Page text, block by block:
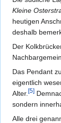
Kleine
heutigen
deshalb
Der
Das Pendant
eigentlich
Alter. [5]
sondern
Alle drei